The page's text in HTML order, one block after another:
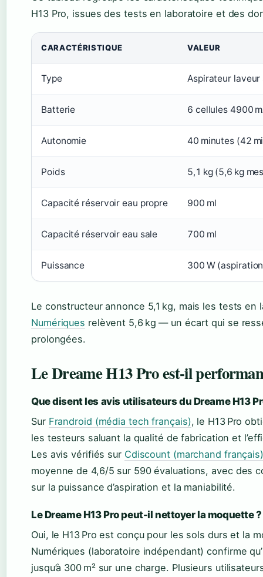
H13 Pro, issues des tests en laboratoire et des
Fiche technique du Dreame H13 Pro
CARACTÉRISTIQUE VALEUR
Type Aspirateur laveur
Batterie 6 cellules 4900
Autonomie 40 minutes (42
Poids 5,1 kg (5,6 kg
Capacité réservoir eau propre 900 ml
Capacité réservoir eau sale 700 ml
Puissance 300 W
Le constructeur annonce 5,1 kg, mais les tests en
Numériques relèvent 5,6 kg — un écart qui se
prolongées.
Le Dreame H13 Pro est-il
Que disent les avis utilisateurs du Dreame H13
Sur Frandroid (média tech français), le H13 Pro
les testeurs saluant la qualité de fabrication et
Les avis vérifiés sur Cdiscount (marchand français)
moyenne de 4,6/5 sur 590 évaluations, avec des
sur la puissance d’aspiration et la maniabilité.
Le Dreame H13 Pro peut-il nettoyer la moquette ?
Oui, le H13 Pro est conçu pour les sols durs et la
Numériques (laboratoire indépendant) confirme
jusqu’à 300 m² sur une charge. Plusieurs